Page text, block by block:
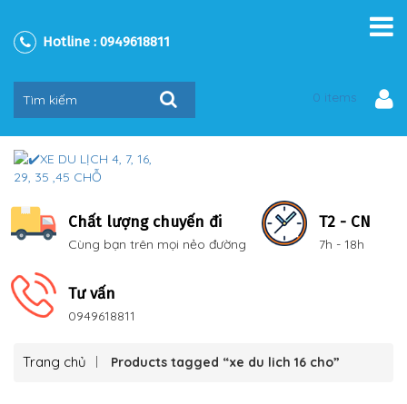
Hotline : 0949618811
0 items
Chất lượng chuyến đi
Cùng bạn trên mọi nẻo đường
T2 - CN
7h - 18h
Tư vấn
0949618811
Trang chủ Products tagged “xe du lich 16 cho”